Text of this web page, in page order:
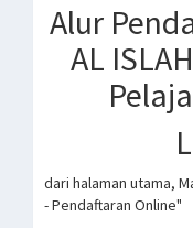
Alur
AL
dari halaman utama,
- Pendaftaran Online"